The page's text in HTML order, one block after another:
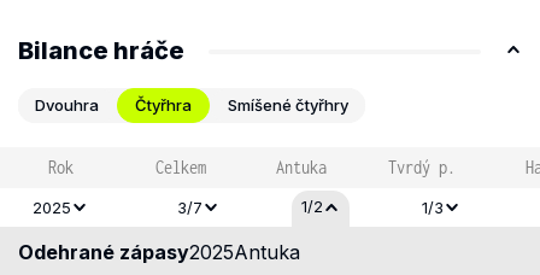
Bilance hráče
Dvouhra Čtyřhra Smíšené čtyřhry
Rok Celkem Antuka Tvrdý p.
2025 3/7 1/2 1/3
Odehrané zápasy2025Antuka